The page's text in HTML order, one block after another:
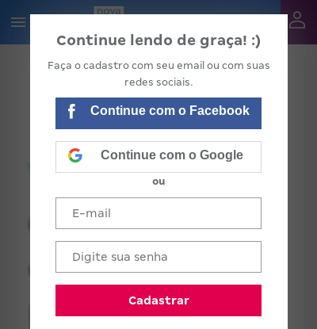
Continue lendo de graça! :)
Faça o cadastro com seu email ou com suas
redes sociais.
Continue com o Facebook
Continue com o Google
ou
Cadastrar
Organização
curricular e
parceria